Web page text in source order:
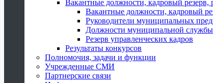
Вакантные должности, кадровый резерв,
Вакантные должности, кадровый
Руководители муниципальных
Должности муниципальной службы
Резерв управленческих кадров
Результаты конкурсов
Полномочия, задачи и функции
Учрежденные СМИ
Партнерские связи